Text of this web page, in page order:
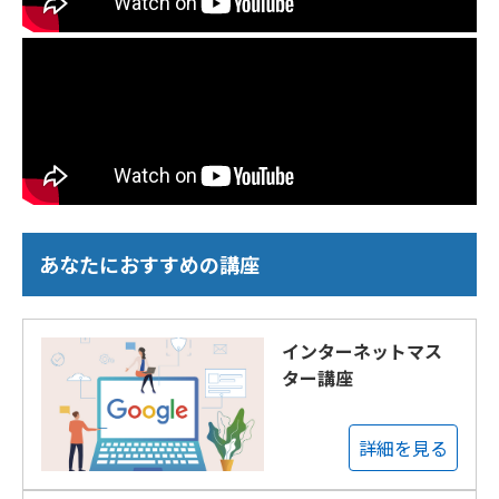
あなたにおすすめの講座
インターネットマス
ター講座
詳細を見る